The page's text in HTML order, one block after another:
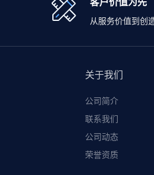
从服务价值到创
关于我们
公司简介
联系我们
公司动态
荣誉资质